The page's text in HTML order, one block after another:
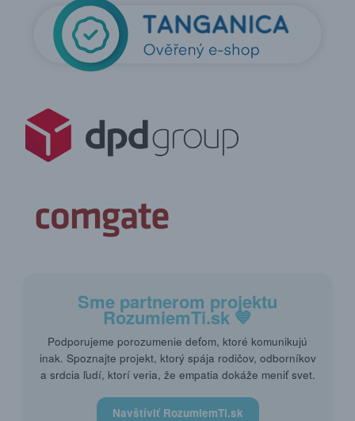
Sme partnerom projektu
RozumiemTi.sk💙
Podporujeme porozumenie deťom, ktoré komunikujú
inak. Spoznajte projekt, ktorý spája rodičov, odborníkov
a srdcia ľudí, ktorí veria, že empatia dokáže meniť svet.
Navštíviť RozumiemTi.sk